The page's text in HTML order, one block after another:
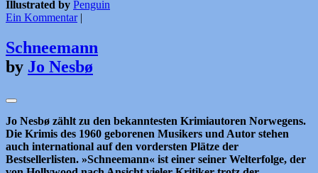
Illustrated by Penguin
Ein Kommentar |
Schneemann
by Jo Nesbø
Jo Nesbø zählt zu den bekanntesten Krimiautoren Norwegens.
Die Krimis des 1960 geborenen Musikers und Autor stehen
auch international auf den vordersten Plätze der
Bestsellerlisten. »Schneemann« ist einer seiner Welterfolge, der